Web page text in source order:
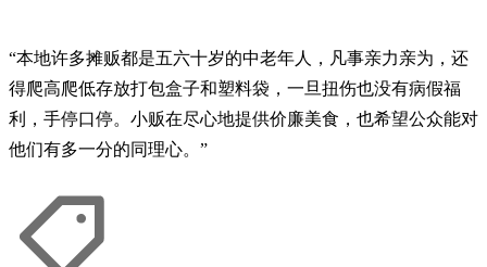
“本地许多摊贩都是五六十岁的中老年人，凡事亲力亲为，还
得爬高爬低存放打包盒子和塑料袋，一旦扭伤也没有病假福
利，手停口停。小贩在尽心地提供价廉美食，也希望公众能对
他们有多一分的同理心。”